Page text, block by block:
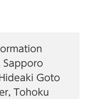
Sapporo
Goto
Tohoku